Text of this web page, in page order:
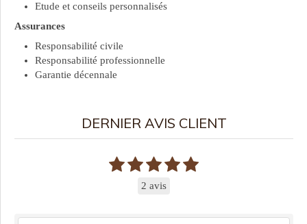
Etude et conseils personnalisés
Assurances
Responsabilité civile
Responsabilité professionnelle
Garantie décennale
DERNIER AVIS CLIENT
2 avis